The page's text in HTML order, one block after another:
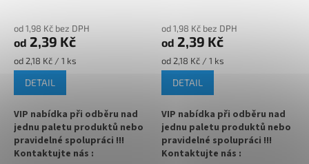
✅ Paletu za výhodnější cenu
objednejteZDE
objednejteZDE
od 1,98 Kč bez DPH
od 2,39 Kč
Měrná
cena:
od 2,18 Kč / 1 ks
DETAIL
VIP nabídka při odběru nad
jednu paletu produktů nebo
pravidelné spolupráci !!!
Kontaktujte nás :
od 1,98 Kč bez DPH
od 2,39 Kč
Měrná
cena:
od 2,18 Kč / 1 ks
DETAIL
VIP nabídka při odběru nad
jednu paletu produktů nebo
pravidelné spolupráci !!!
Kontaktujte nás :